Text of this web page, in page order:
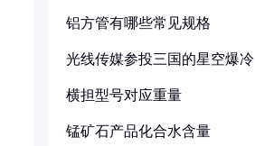
铝方管有哪些常见规格
光线传媒参投三国的星空爆冷
横担型号对应重量
锰矿石产品化合水含量